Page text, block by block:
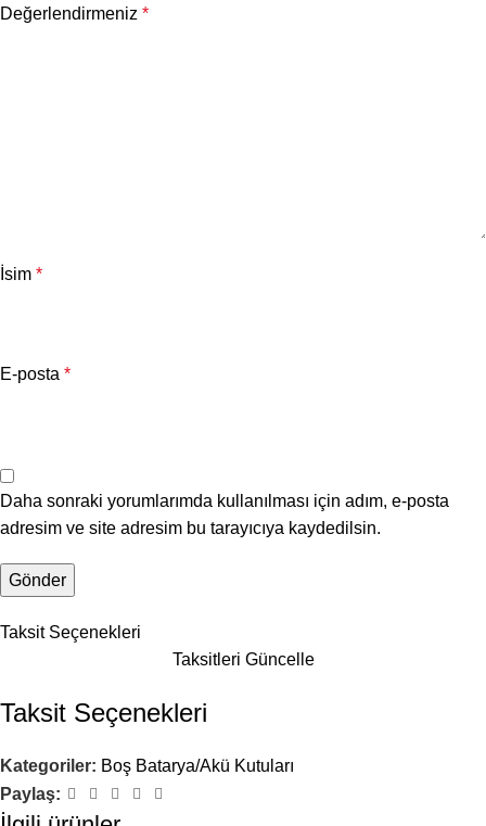
Değerlendirmeniz *
İsim *
E-posta *
Daha sonraki yorumlarımda kullanılması için adım, e-posta
adresim ve site adresim bu tarayıcıya kaydedilsin.
Taksit Seçenekleri
Taksitleri Güncelle
Taksit Seçenekleri
Kategoriler: Boş Batarya/Akü Kutuları
Paylaş: